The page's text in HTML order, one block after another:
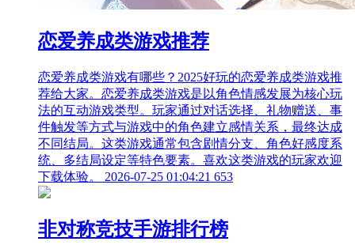
恋爱养成类游戏推荐
恋爱养成类游戏有哪些？2025好玩的恋爱养成类游戏推
荐给大家。恋爱养成类游戏是以角色情感发展为核心玩
法的互动游戏类型。玩家通过对话选择、礼物赠送、事
件触发等方式与游戏中的角色建立感情关系，最终达成
不同结局。这类游戏通常包含剧情分支、角色好感度系
统、多结局设定等特色要素。喜欢这类游戏的玩家欢迎
下载体验。
2026-07-25 01:04:21 653
非对称竞技手游排行榜